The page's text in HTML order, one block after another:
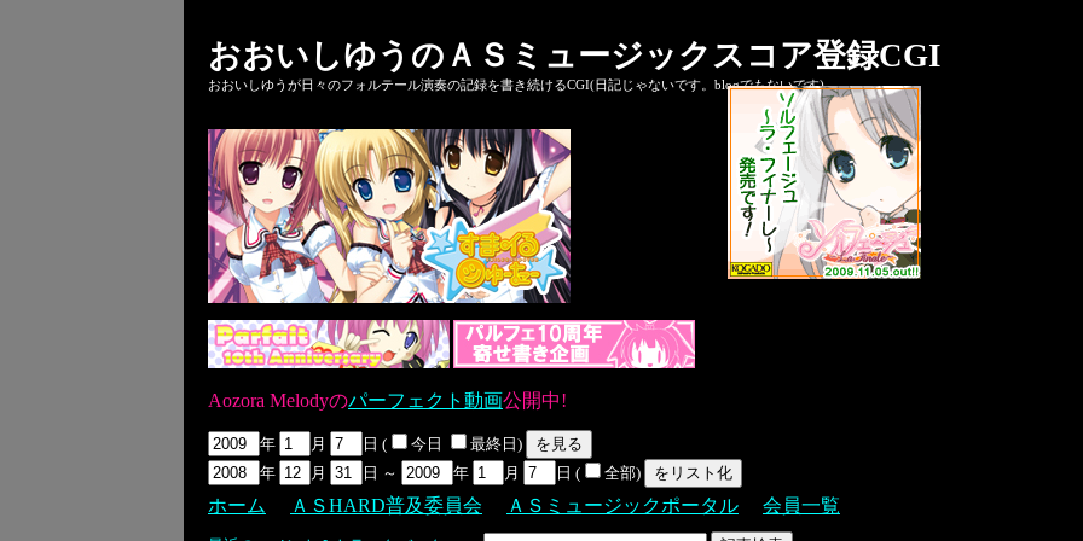
おおいしゆうのＡＳミュージックスコア登録CGI
おおいしゆうが日々のフォルテール演奏の記録を書き続けるCGI(日記じゃないです。blogでもないです)
Aozora Melodyのパーフェクト動画公開中!
年 月 日 ( 今日
最終日)
年
月 日 ～ 年 月 日 ( 全部)
ホーム ＡＳHARD普及委員会 ＡＳミュージックポータル 会員一覧